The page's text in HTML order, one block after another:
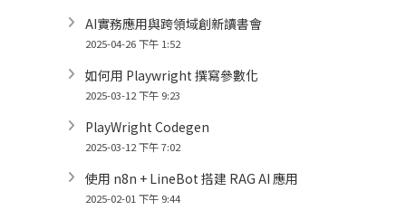
AI實務應用與跨領域創新讀書會
2025-04-26 下午 1:52
如何用 Playwright 撰寫參數化
2025-03-12 下午 9:23
PlayWright Codegen
2025-03-12 下午 7:02
使用 n8n + LineBot 搭建 RAG AI 應用
2025-02-01 下午 9:44